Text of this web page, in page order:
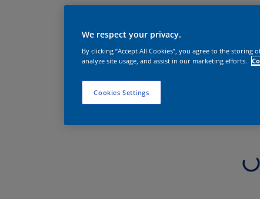
We respect your privacy.
By clicking “Accept All Cookies”, you agree to the
analyze site usage, and assist in our marketing efforts.
Cookies Settings